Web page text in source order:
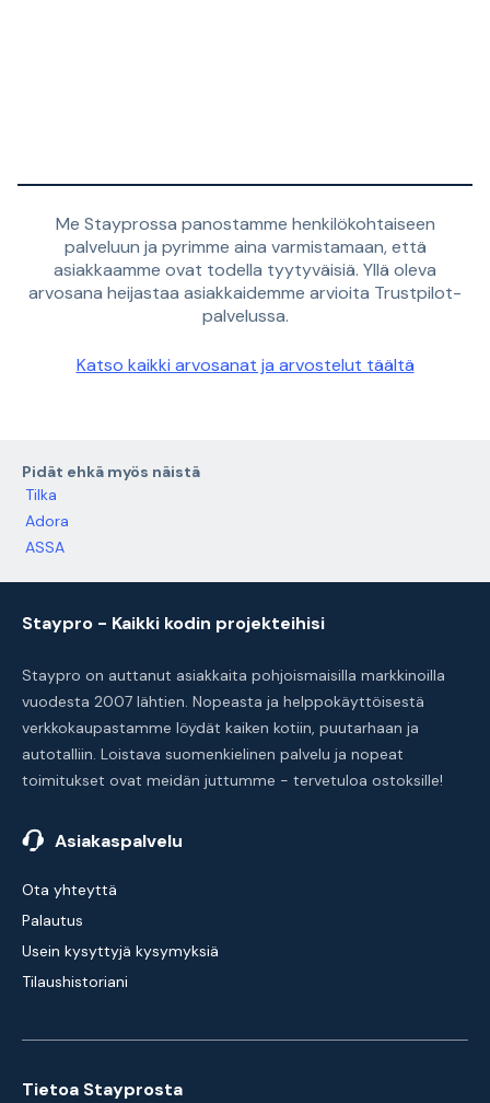
Me Stayprossa panostamme henkilökohtaiseen
palveluun ja pyrimme aina varmistamaan, että
asiakkaamme ovat todella tyytyväisiä. Yllä oleva
arvosana heijastaa asiakkaidemme arvioita Trustpilot-
palvelussa.
Katso kaikki arvosanat ja arvostelut täältä
Pidät ehkä myös näistä
Tilka
Adora
ASSA
Staypro - Kaikki kodin projekteihisi
Staypro on auttanut asiakkaita pohjoismaisilla markkinoilla
vuodesta 2007 lähtien. Nopeasta ja helppokäyttöisestä
verkkokaupastamme löydät kaiken kotiin, puutarhaan ja
autotalliin. Loistava suomenkielinen palvelu ja nopeat
toimitukset ovat meidän juttumme - tervetuloa ostoksille!
Asiakaspalvelu
Ota yhteyttä
Palautus
Usein kysyttyjä kysymyksiä
Tilaushistoriani
Tietoa Stayprosta